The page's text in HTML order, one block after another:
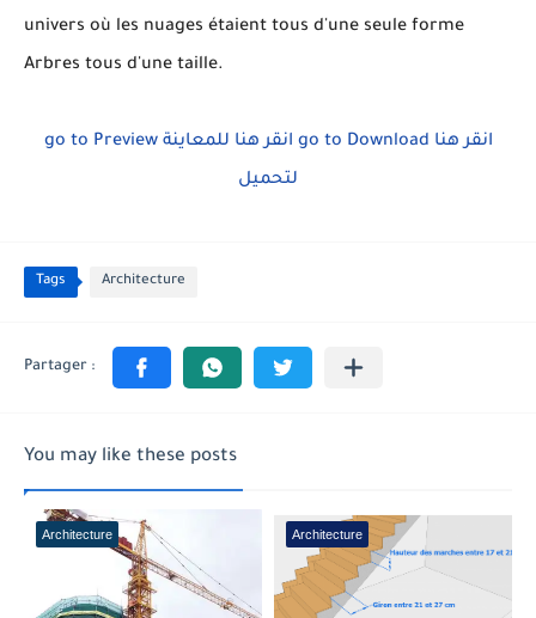
univers où les nuages étaient tous d'une seule forme
Arbres tous d'une taille.
go to Preview انقر هنا للمعاينة go to Download انقر هنا
لتحميل
Tags Architecture
You may like these posts
Architecture Architecture